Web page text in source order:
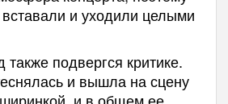
вставали и уходили целыми
подвергся критике.
и вышла на сцену